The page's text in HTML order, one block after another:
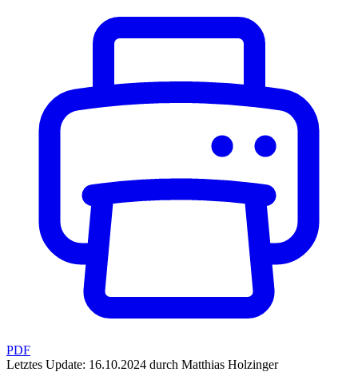
PDF
Letztes Update: 16.10.2024 durch Matthias Holzinger